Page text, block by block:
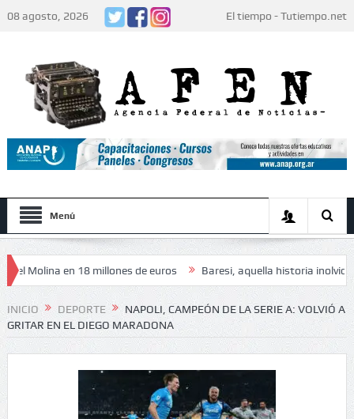
08 agosto, 2026 El tiempo - Tutiempo.net
Menú
en 18 millones de euros Baresi, aquella historia inolvidable
los jugadores: «Decidieron no hacer festejos»
INICIO DEPORTE
NAPOLI, CAMPEÓN DE LA SERIE A: VOLVIÓ A
GRITAR EN EL DIEGO MARADONA